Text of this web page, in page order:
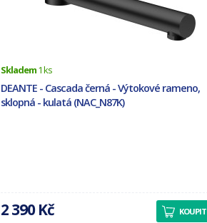
Skladem1 ks
DEANTE - Cascada černá - Výtokové rameno,
sklopná - kulatá (NAC_N87K)
2 390 Kč KOUPIT